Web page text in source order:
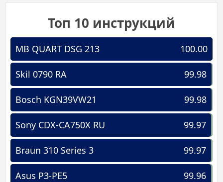
Топ 10 инструкций
100.00
MB QUART DSG 213
99.98
Skil 0790 RA
99.98
Bosch KGN39VW21
99.97
Sony CDX-CA750X RU
99.97
Braun 310 Series 3
99.96
Asus P3-PE5